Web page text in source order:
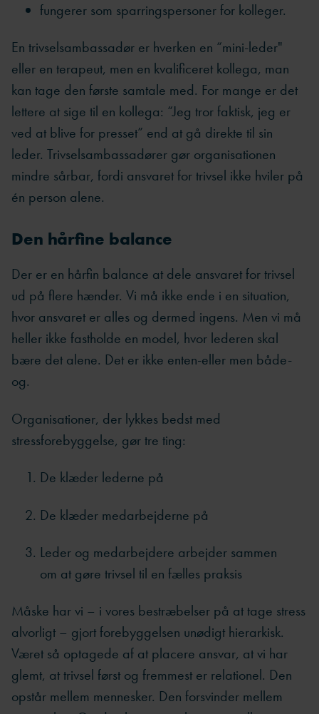
fungerer som sparringspersoner for kolleger.
En trivselsambassadør er hverken en “mini-leder"
eller en terapeut, men en kvalificeret kollega, man
kan tage den første samtale med. For mange er det
lettere at sige til en kollega: “Jeg tror faktisk, jeg er
ved at blive for presset” end at gå direkte til sin
leder. Trivselsambassadører gør organisationen
mindre sårbar, fordi ansvaret for trivsel ikke hviler på
én person alene.
Den hårfine balance
Der er en hårfin balance at dele ansvaret for trivsel
ud på flere hænder. Vi må ikke ende i en situation,
hvor ansvaret er alles og dermed ingens. Men vi må
heller ikke fastholde en model, hvor lederen skal
bære det alene. Det er ikke enten-eller men både-
og.
Organisationer, der lykkes bedst med
stressforebyggelse, gør tre ting:
De klæder lederne på
De klæder medarbejderne på
Leder og medarbejdere arbejder sammen
om at gøre trivsel til en fælles praksis
Måske har vi – i vores bestræbelser på at tage stress
alvorligt – gjort forebyggelsen unødigt hierarkisk.
Været så optagede af at placere ansvar, at vi har
glemt, at trivsel først og fremmest er relationel. Den
opstår mellem mennesker. Den forsvinder mellem